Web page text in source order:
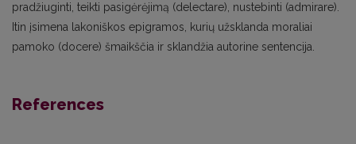
pradžiuginti, teikti pasigėrėjimą (delectare), nustebinti (admirare).
Itin įsimena lakoniškos epigramos, kurių užsklanda moraliai
pamoko (docere) šmaikščia ir sklandžia autorine sentencija.
References